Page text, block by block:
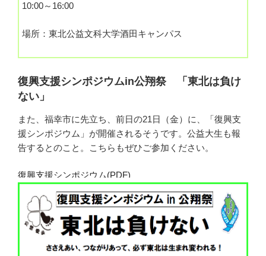
10:00～16:00
場所：東北公益文科大学酒田キャンパス
復興支援シンポジウムin公翔祭 「東北は負け
ない」
また、福幸市に先立ち、前日の21日（金）に、「復興支
援シンポジウム」が開催されるそうです。公益大生も報
告するとのこと。こちらもぜひご参加ください。
復興支援シンポジウム(PDF)